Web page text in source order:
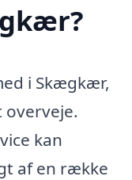
i Skægkær,
kan
af en række